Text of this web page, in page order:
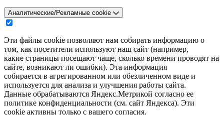
Аналитические/Рекламные cookie
Эти файлы cookie позволяют нам собирать информацию о
том, как посетители используют наш сайт (например,
какие страницы посещают чаще, сколько времени проводят на
сайте, возникают ли ошибки). Эта информация
собирается в агрегированном или обезличенном виде и
используется для анализа и улучшения работы сайта.
Данные обрабатываются Яндекс.Метрикой согласно ее
политике конфиденциальности (см. сайт Яндекса). Эти
cookie активны только с вашего согласия.